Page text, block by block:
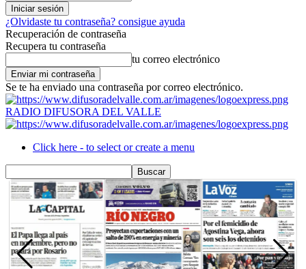
¿Olvidaste tu contraseña? consigue ayuda
Recuperación de contraseña
Recupera tu contraseña
tu correo electrónico
Se te ha enviado una contraseña por correo electrónico.
RADIO DIFUSORA DEL VALLE
Click here - to select or create a menu